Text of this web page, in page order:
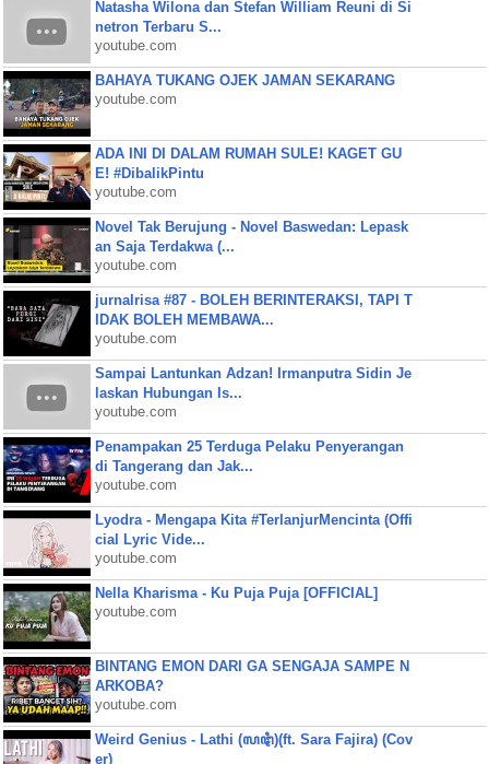
Natasha Wilona dan Stefan William Reuni di Si
netron Terbaru S...
youtube.com
BAHAYA TUKANG OJEK JAMAN SEKARANG
youtube.com
ADA INI DI DALAM RUMAH SULE! KAGET GU
E! #DibalikPintu
youtube.com
Novel Tak Berujung - Novel Baswedan: Lepask
an Saja Terdakwa (...
youtube.com
jurnalrisa #87 - BOLEH BERINTERAKSI, TAPI T
IDAK BOLEH MEMBAWA...
youtube.com
Sampai Lantunkan Adzan! Irmanputra Sidin Je
laskan Hubungan Is...
youtube.com
Penampakan 25 Terduga Pelaku Penyerangan
di Tangerang dan Jak...
youtube.com
Lyodra - Mengapa Kita #TerlanjurMencinta (Offi
cial Lyric Vide...
youtube.com
Nella Kharisma - Ku Puja Puja [OFFICIAL]
youtube.com
BINTANG EMON DARI GA SENGAJA SAMPE N
ARKOBA?
youtube.com
Weird Genius - Lathi (ꦭꦛꦶ)(ft. Sara Fajira) (Cov
er)